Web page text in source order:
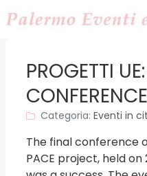
PROGETTI
Categoria: Eventi in
The final conference
PACE project, held on